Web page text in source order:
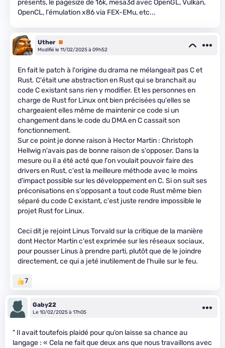
présents, le pagesize de 16k, mesa3d avec OpenGL, Vulkan,
OpenCL, l'émulation x86 via FEX-EMu, etc...
Uther Premium
Modifié le 11/02/2025 à 09h52
En fait le patch à l'origine du drama ne mélangeait pas C et
Rust. C'était une abstraction en Rust qui se branchait au
code C existant sans rien y modifier. Et les personnes en
charge de Rust for Linux ont bien précisées qu'elles se
chargeaient elles même de maintenir ce code si un
changement dans le code du DMA en C cassait son
fonctionnement.
Sur ce point je donne raison à Hector Martin : Christoph
Hellwig n'avais pas de bonne raison de s'opposer. Dans la
mesure ou il a été acté que l'on voulait pouvoir faire des
drivers en Rust, c'est la meilleure méthode avec le moins
d'impact possible sur les développement en C. Si on suit ses
préconisations en s'opposant a tout code Rust même bien
séparé du code C existant, c'est juste rendre impossible le
projet Rust for Linux.
Ceci dit je rejoint Linus Torvald sur la critique de la manière
dont Hector Martin c'est exprimée sur les réseaux sociaux,
pour pousser Linus à prendre parti, plutôt que de le joindre
directement, ce qui a jeté inutilement de l'huile sur le feu.
7
Gaby22
Le 10/02/2025 à 17h05
" Il avait toutefois plaidé pour qu’on laisse sa chance au
langage : « Cela ne fait que deux ans que nous travaillons avec